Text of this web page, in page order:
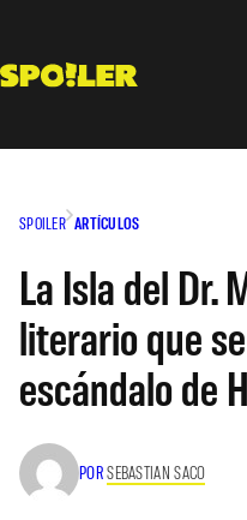
contenido
SPOILER ARTÍCULOS
La Isla del Dr.
literario que
escándalo de
PORSEBASTIAN SACO